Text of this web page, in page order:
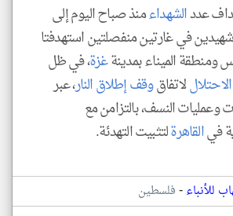
عددالشهداءمنذ صباح اليوم إلى
شهيدين في غارتين منفصلتين استهدفتا
الميناء بمدينةغزة، في ظل
الاحتلاللاتفاقوقف إطلاق النار، عبر
وعمليات النسف، بالتزامن مع
فيالقاهرةلتثبيت التهدئة.
للأنباء-فلسطين